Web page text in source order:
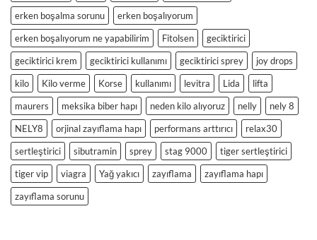
erken boşalma sorunu
erken boşalıyorum
erken boşalıyorum ne yapabilirim
Fitolsen
geciktirici
geciktirici krem
geciktirici kullanımı geciktirici sprey
joy drops
kilo
Kilo verme Korse kullanımı levitra Lida
lifta
maurers
meksika biber hapı neden kilo alıyoruz nelly
nely 8
NELY8
orjinal zayıflama hapı performans arttırıcı
relax30
sertleştirici
sibutramin sprey stag 9000
tiger sertleştirici
tiger vip
viagra Yağ yakıcı zayıflama
zayıflama hapı
zayıflama sorunu